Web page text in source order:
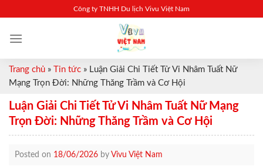
content
Công ty TNHH Du lịch Vivu Việt Nam
Trang chủ » Tin tức » Luận Giải Chi Tiết Tử Vi Nhâm Tuất Nữ
Mạng Trọn Đời: Những Thăng Trầm và Cơ Hội
Luận Giải Chi Tiết Tử Vi Nhâm Tuất Nữ Mạng
Trọn Đời: Những Thăng Trầm và Cơ Hội
Posted on 18/06/2026 by Vivu Việt Nam